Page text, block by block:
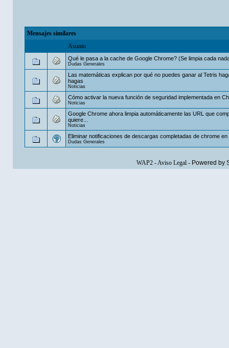
Mensajes similares
Asunto
Qué le pasa a la cache de Google Chrome? (Se limpia cada
Dudas Generales
Las matemáticas explican por qué no puedes ganar al Tetris
hagas
Noticias
Cómo activar la nueva función de seguridad implementada en
Noticias
Google Chrome ahora limpia automáticamente las URL que
quiere...
Noticias
Eliminar notificaciones de descargas completadas de chrome en
Dudas Generales
WAP2-Aviso Legal- Powered by